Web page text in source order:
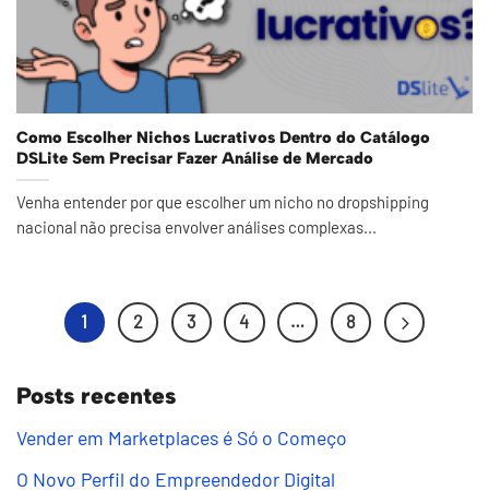
Como Escolher Nichos Lucrativos Dentro do Catálogo
DSLite Sem Precisar Fazer Análise de Mercado
Venha entender por que escolher um nicho no dropshipping
nacional não precisa envolver análises complexas...
1 2 3 4 … 8
Posts recentes
Vender em Marketplaces é Só o Começo
O Novo Perfil do Empreendedor Digital